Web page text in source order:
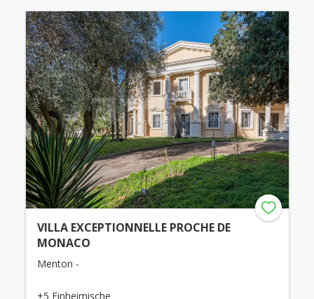
VILLA EXCEPTIONNELLE PROCHE DE
MONACO
Menton -
+5 Einheimische